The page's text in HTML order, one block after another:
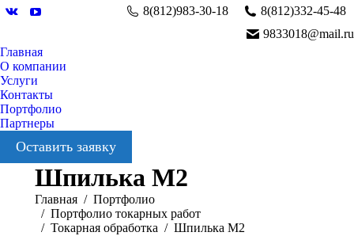
Вконтакте
YouTube
8(812)983-30-18
8(812)332-45-48
9833018@mail.ru
Главная
О компании
Услуги
Контакты
Портфолио
Партнеры
Оставить заявку
Шпилька М2
Вы здесь:
Главная
Портфолио
Портфолио токарных работ
Токарная обработка
Шпилька М2